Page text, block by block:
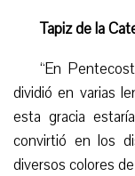
Tapiz de la
“En
dividió en varias
esta gracia
convirtió en los
diversos colores